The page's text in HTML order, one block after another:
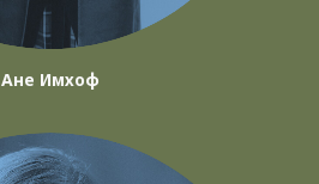
Ане Имхоф